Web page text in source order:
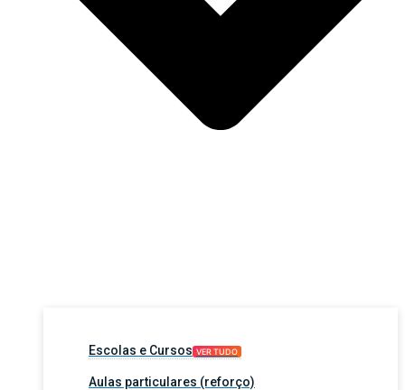
Escolas e Cursos VER TUDO
Aulas particulares (reforço)